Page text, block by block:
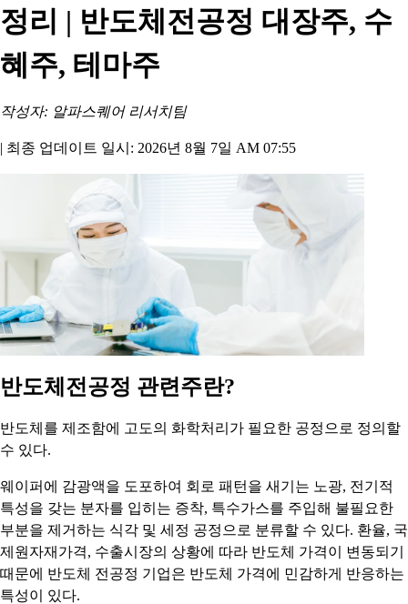
정리 | 반도체전공정 대장주, 수
혜주, 테마주
작성자: 알파스퀘어 리서치팀
| 최종 업데이트 일시: 2026년 8월 7일 AM 07:55
반도체전공정 관련주란?
반도체를 제조함에 고도의 화학처리가 필요한 공정으로 정의할
수 있다.
웨이퍼에 감광액을 도포하여 회로 패턴을 새기는 노광, 전기적
특성을 갖는 분자를 입히는 증착, 특수가스를 주입해 불필요한
부분을 제거하는 식각 및 세정 공정으로 분류할 수 있다. 환율, 국
제원자재가격, 수출시장의 상황에 따라 반도체 가격이 변동되기
때문에 반도체 전공정 기업은 반도체 가격에 민감하게 반응하는
특성이 있다.